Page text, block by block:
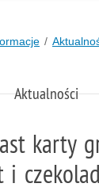
Aktualności
karty
i